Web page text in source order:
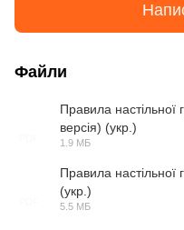
Файли
Правила
версія) (укр.)
1.9 МБ
Правила
(укр.)
5.5 МБ